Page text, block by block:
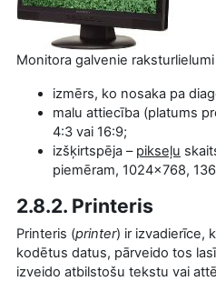
Monitora galvenie raksturlielumi
izmērs, ko nosaka pa
malu attiecība (platums
4:3 vai 16:9;
izšķirtspēja – pikseļu
piemēram, 1024x768,
2.8.2. Printeris
Printeris (printer) ir izvadierīce,
kodētus datus, pārveido tos
izveido atbilstošu tekstu vai